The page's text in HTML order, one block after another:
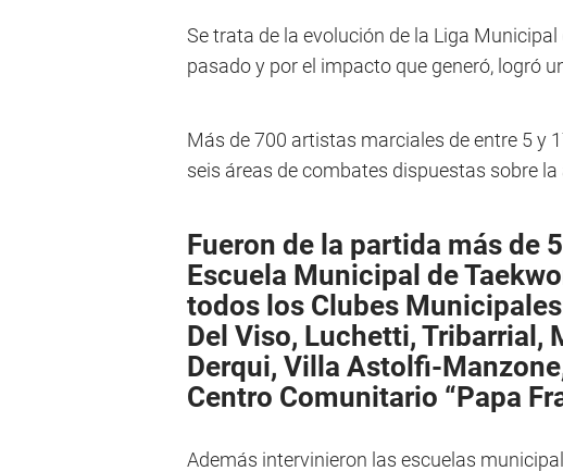
Se trata de la evolución de la Liga
pasado y por el impacto que generó, logró
Más de 700 artistas marciales de entre 5 y
seis áreas de combates dispuestas sobre
Fueron de la partida más de
Escuela Municipal de
todos los Clubes
Del Viso, Luchetti, Tribarrial,
Derqui, Villa Astolfi-
Centro Comunitario “Papa
Además intervinieron las escuelas